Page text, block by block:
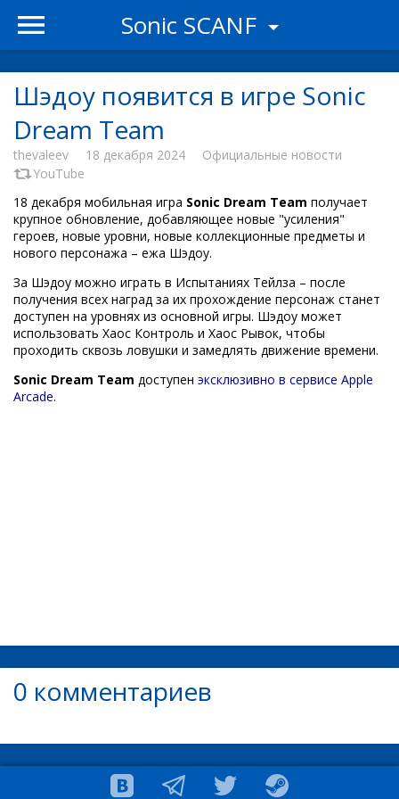
Sonic SCANF
Шэдоу появится в игре Sonic
Dream Team
thevaleev 18 декабря 2024
Официальные новости
YouTube
18 декабря мобильная игра Sonic Dream Team получает
крупное обновление, добавляющее новые "усиления"
героев, новые уровни, новые коллекционные предметы и
нового персонажа – ежа Шэдоу.
За Шэдоу можно играть в Испытаниях Тейлза – после
получения всех наград за их прохождение персонаж станет
доступен на уровнях из основной игры. Шэдоу может
использовать Хаос Контроль и Хаос Рывок, чтобы
проходить сквозь ловушки и замедлять движение времени.
Sonic Dream Team доступен эксклюзивно в сервисе Apple
Arcade.
0 комментариев